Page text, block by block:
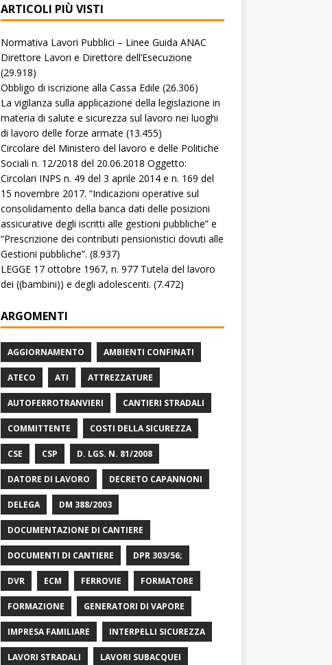
ARTICOLI PIÙ VISTI
Normativa Lavori Pubblici – Linee Guida ANAC
Direttore Lavori e Direttore dell’Esecuzione
(29.918)
Obbligo di iscrizione alla Cassa Edile (26.306)
La vigilanza sulla applicazione della legislazione in
materia di salute e sicurezza sul lavoro nei luoghi
di lavoro delle forze armate (13.455)
Circolare del Ministero del lavoro e delle Politiche
Sociali n. 12/2018 del 20.06.2018 Oggetto:
Circolari INPS n. 49 del 3 aprile 2014 e n. 169 del
15 novembre 2017. “Indicazioni operative sul
consolidamento della banca dati delle posizioni
assicurative degli iscritti alle gestioni pubbliche” e
“Prescrizione dei contributi pensionistici dovuti alle
Gestioni pubbliche”. (8.937)
LEGGE 17 ottobre 1967, n. 977 Tutela del lavoro
dei ((bambini)) e degli adolescenti. (7.472)
ARGOMENTI
AGGIORNAMENTO AMBIENTI CONFINATI
ATECO ATI ATTREZZATURE
AUTOFERROTRANVIERI CANTIERI STRADALI
COMMITTENTE COSTI DELLA SICUREZZA
CSE CSP D. LGS. N. 81/2008
DATORE DI LAVORO DECRETO CAPANNONI
DELEGA DM 388/2003
DOCUMENTAZIONE DI CANTIERE
DOCUMENTI DI CANTIERE DPR 303/56;
DVR ECM FERROVIE FORMATORE
FORMAZIONE GENERATORI DI VAPORE
IMPRESA FAMILIARE INTERPELLI SICUREZZA
LAVORI STRADALI LAVORI SUBACQUEI